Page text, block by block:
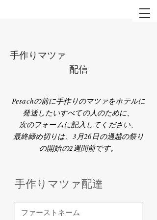
手作りマツァ
配信
Pesachの前に手作りのマツァをホテルに
発送したいすべての人のために、
次のフォームに記入してください、
最終締め切りは、3月26日の過越の祭り
の開始の2週間前です。
手作りマツァ配達